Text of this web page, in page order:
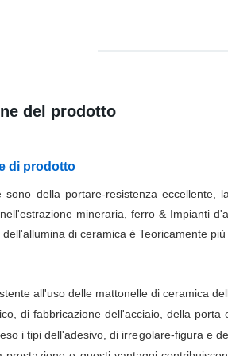
del prodotto
di prodotto
sono della portare-resistenza eccellente,
mineraria, ferro & Impianti
dell'allumina di ceramica è Teoricamente
all'uso delle mattonelle di ceramica
di fabbricazione dell'acciaio, della
i tipi dell'adesivo, di irregolare-figura e